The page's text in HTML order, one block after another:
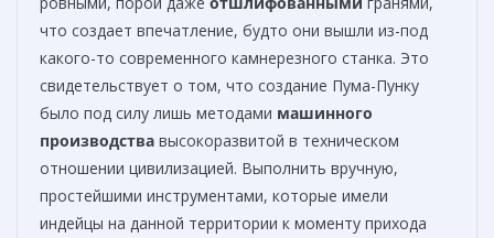
что создает впечатление, будто они вышли из-под
какого-то современного камнерезного станка. Это
свидетельствует о том, что создание Пума-Пунку
было под силу лишь методами машинного
производства высокоразвитой в техническом
отношении цивилизацией. Выполнить вручную,
простейшими инструментами, которые имели
индейцы на данной территории к моменту прихода